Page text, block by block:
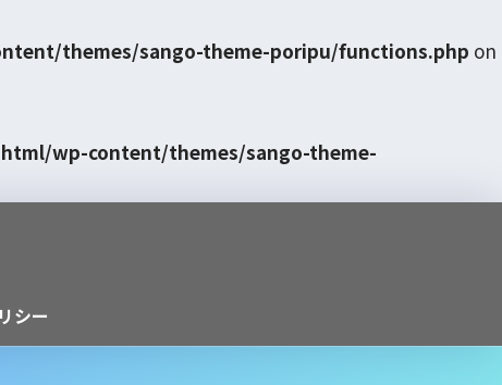
themes/sango-theme-poripu/functions.php on
wp-content/themes/sango-theme-
シー